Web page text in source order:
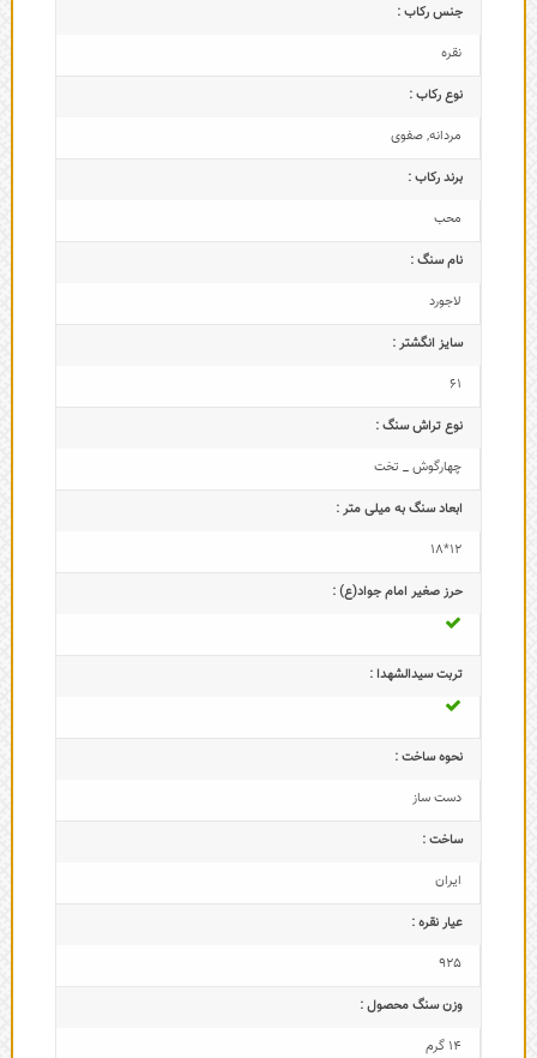
جنس رکاب :
نقره
نوع رکاب :
مردانه,صفوی
برند رکاب :
محب
نام سنگ :
لاجورد
سایز انگشتر :
61
نوع تراش سنگ :
چهارگوش _ تخت
ابعاد سنگ به میلی متر :
12*18
حرز صغیر امام جواد(ع) :
تربت سیدالشهدا :
نحوه ساخت :
دست ساز
ساخت :
ایران
عیار نقره :
925
وزن سنگ محصول :
14 گرم